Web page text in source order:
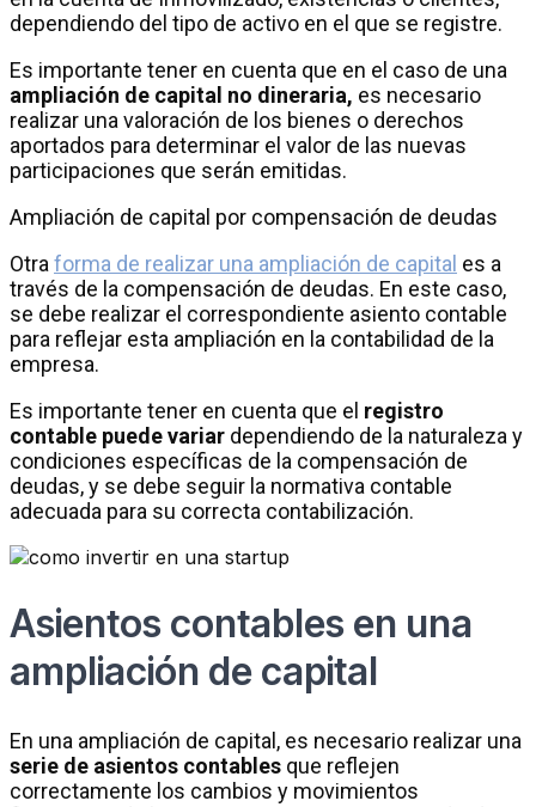
dependiendo del tipo de activo en el que se registre.
Es importante tener en cuenta que en el caso de una
ampliación de capital no dineraria, es necesario
realizar una valoración de los bienes o derechos
aportados para determinar el valor de las nuevas
participaciones que serán emitidas.
Ampliación de capital por compensación de deudas
Otra forma de realizar una ampliación de capital es a
través de la compensación de deudas. En este caso,
se debe realizar el correspondiente asiento contable
para reflejar esta ampliación en la contabilidad de la
empresa.
Es importante tener en cuenta que el registro
contable puede variar dependiendo de la naturaleza y
condiciones específicas de la compensación de
deudas, y se debe seguir la normativa contable
adecuada para su correcta contabilización.
Asientos contables en una
ampliación de capital
En una ampliación de capital, es necesario realizar una
serie de asientos contables que reflejen
correctamente los cambios y movimientos